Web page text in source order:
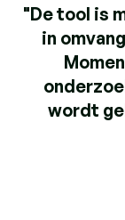
"De tool is
in
wordt